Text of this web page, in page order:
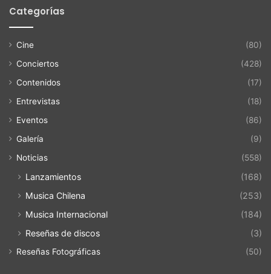
Categorías
Cine
(80)
Conciertos
(428)
Contenidos
(17)
Entrevistas
(18)
Eventos
(86)
Galería
(9)
Noticias
(558)
Lanzamientos
(168)
Musica Chilena
(253)
Musica Internacional
(184)
Reseñas de discos
(3)
Reseñas Fotográficas (50)